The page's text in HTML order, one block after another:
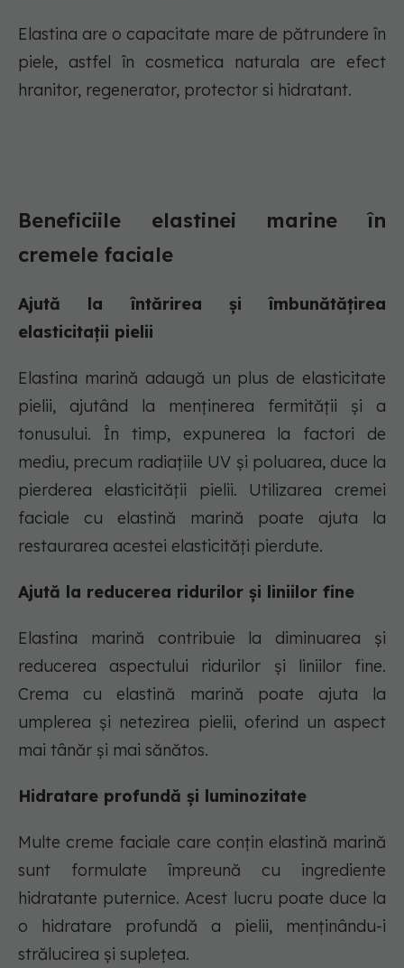
Elastina are o capacitate mare de pătrundere în
piele, astfel în cosmetica naturala are efect
hranitor, regenerator, protector si hidratant.
Beneficiile elastinei marine în
cremele faciale
Ajută la întărirea și îmbunătățirea
elasticitații pielii
Elastina marină adaugă un plus de elasticitate
pielii, ajutând la menținerea fermității și a
tonusului. În timp, expunerea la factori de
mediu, precum radiațiile UV și poluarea, duce la
pierderea elasticității pielii. Utilizarea cremei
faciale cu elastină marină poate ajuta la
restaurarea acestei elasticități pierdute.
Ajută la reducerea ridurilor și liniilor fine
Elastina marină contribuie la diminuarea și
reducerea aspectului ridurilor și liniilor fine.
Crema cu elastină marină poate ajuta la
umplerea și netezirea pielii, oferind un aspect
mai tânăr și mai sănătos.
Hidratare profundă și luminozitate
Multe creme faciale care conțin elastină marină
sunt formulate împreună cu ingrediente
hidratante puternice. Acest lucru poate duce la
o hidratare profundă a pielii, menținându-i
strălucirea și suplețea.